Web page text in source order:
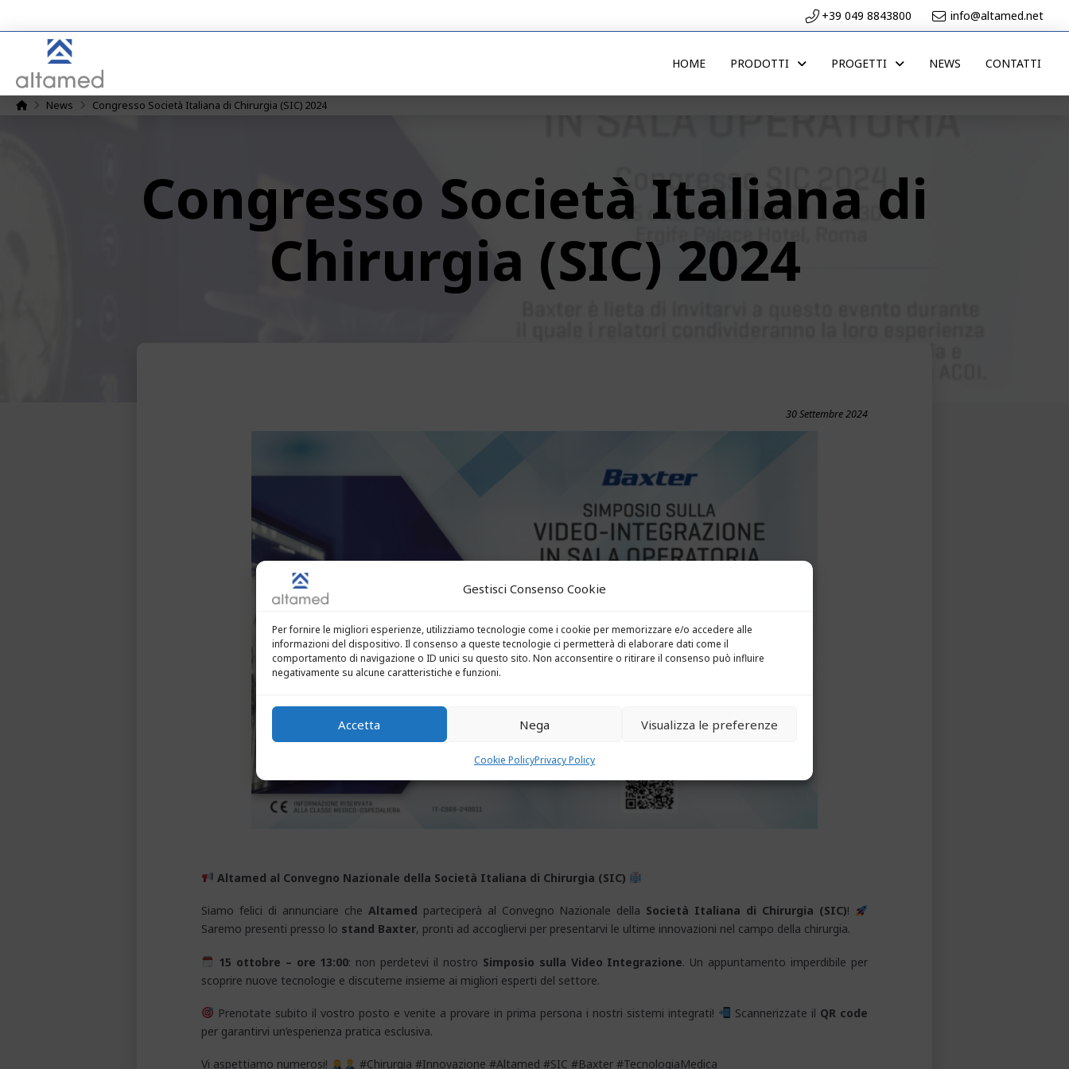
Gestisci Consenso Cookie
Per fornire le migliori esperienze, utilizziamo tecnologie come i cookie per memorizzare e/o accedere alle
informazioni del dispositivo. Il consenso a queste tecnologie ci permetterà di elaborare dati come il
comportamento di navigazione o ID unici su questo sito. Non acconsentire o ritirare il consenso può influire
negativamente su alcune caratteristiche e funzioni.
Accetta Nega Visualizza le preferenze
Cookie PolicyPrivacy Policy
+39 049 8843800 info@altamed.net
HOME PRODOTTI PROGETTI NEWS CONTATTI
HomeNews Congresso Società Italiana di Chirurgia (SIC) 2024
Congresso Società Italiana di
Chirurgia (SIC) 2024
30 Settembre 2024
Altamed al Convegno Nazionale della Società Italiana di Chirurgia (SIC)
Siamo felici di annunciare che Altamed parteciperà al Convegno Nazionale della Società Italiana di Chirurgia (SIC)!
Saremo presenti presso lo stand Baxter, pronti ad accogliervi per presentarvi le ultime innovazioni nel campo della chirurgia.
15 ottobre – ore 13:00: non perdetevi il nostro Simposio sulla Video Integrazione. Un appuntamento imperdibile per
scoprire nuove tecnologie e discuterne insieme ai migliori esperti del settore.
Prenotate subito il vostro posto e venite a provare in prima persona i nostri sistemi integrati! Scannerizzate il QR code
per garantirvi un’esperienza pratica esclusiva.
Vi aspettiamo numerosi! #Chirurgia #Innovazione #Altamed #SIC #Baxter #TecnologiaMedica